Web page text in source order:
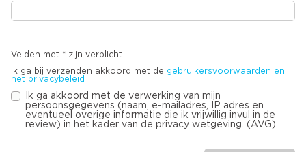
Velden met * zijn verplicht
Ik ga bij verzenden akkoord met de gebruikersvoorwaarden en
het privacybeleid
Ik ga akkoord met de verwerking van mijn
persoonsgegevens (naam, e-mailadres, IP adres en
eventueel overige informatie die ik vrijwillig invul in de
review) in het kader van de privacy wetgeving. (AVG)